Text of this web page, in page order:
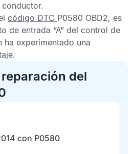
código DTC P0580 OBD2, es
de entrada “A” del control de
experimentado una
del
con P0580